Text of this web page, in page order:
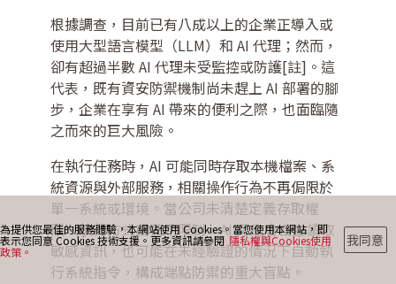
部落格
聯絡我們
根據調查，目前已有八成以上的企業正導入或
使用大型語言模型（LLM）和 AI 代理；然而，
卻有超過半數 AI 代理未受監控或防護[註]。這
代表，既有資安防禦機制尚未趕上 AI 部署的腳
步，企業在享有 AI 帶來的便利之際，也面臨隨
之而來的巨大風險。
在執行任務時，AI 可能同時存取本機檔案、系
統資源與外部服務，相關操作行為不再侷限於
單一系統或環境。當公司未清楚定義存取權
限、執行方式或使用限制，AI 可能會自主讀取
敏感資訊，也可能在未經驗證的情況下自動執
行系統指令，構成端點防禦的重大盲點。
為提供您最佳的服務體驗，本網站使用 Cookies。當您使用本網站，即
表示您同意 Cookies 技術支援。更多資訊請參閱 隱私權與Cookies使用
政策。
我同意